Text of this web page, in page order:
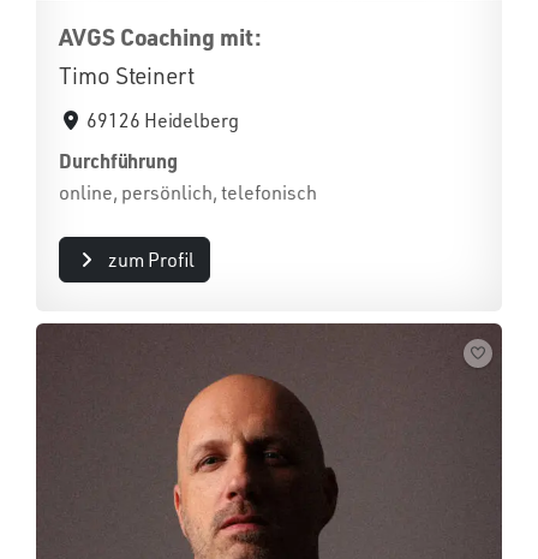
AVGS Coaching mit:
Timo Steinert
69126 Heidelberg
Durchführung
online, persönlich, telefonisch
zum Profil